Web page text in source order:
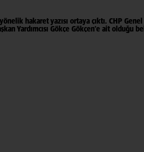
hakaret yazısı ortaya çıktı. CHP
Yardımcısı Gökçe Gökçen'e ait olduğu